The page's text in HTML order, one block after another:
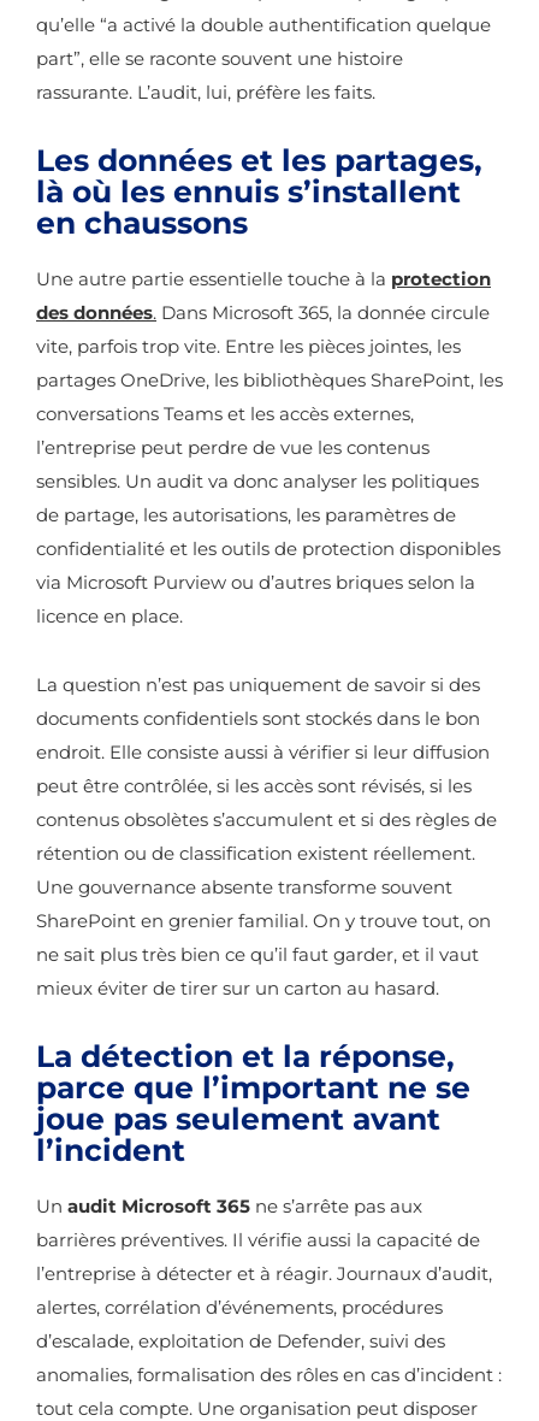
qu’elle “a activé la double authentification quelque
part”, elle se raconte souvent une histoire
rassurante. L’audit, lui, préfère les faits.
Les données et les partages,
là où les ennuis s’installent
en chaussons
Une autre partie essentielle touche à la protection
des données. Dans Microsoft 365, la donnée circule
vite, parfois trop vite. Entre les pièces jointes, les
partages OneDrive, les bibliothèques SharePoint, les
conversations Teams et les accès externes,
l’entreprise peut perdre de vue les contenus
sensibles. Un audit va donc analyser les politiques
de partage, les autorisations, les paramètres de
confidentialité et les outils de protection disponibles
via Microsoft Purview ou d’autres briques selon la
licence en place.
La question n’est pas uniquement de savoir si des
documents confidentiels sont stockés dans le bon
endroit. Elle consiste aussi à vérifier si leur diffusion
peut être contrôlée, si les accès sont révisés, si les
contenus obsolètes s’accumulent et si des règles de
rétention ou de classification existent réellement.
Une gouvernance absente transforme souvent
SharePoint en grenier familial. On y trouve tout, on
ne sait plus très bien ce qu’il faut garder, et il vaut
mieux éviter de tirer sur un carton au hasard.
La détection et la réponse,
parce que l’important ne se
joue pas seulement avant
l’incident
Un audit Microsoft 365 ne s’arrête pas aux
barrières préventives. Il vérifie aussi la capacité de
l’entreprise à détecter et à réagir. Journaux d’audit,
alertes, corrélation d’événements, procédures
d’escalade, exploitation de Defender, suivi des
anomalies, formalisation des rôles en cas d’incident :
tout cela compte. Une organisation peut disposer